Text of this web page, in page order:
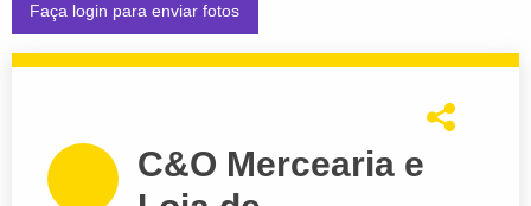
Faça login para enviar fotos
C&O Mercearia e